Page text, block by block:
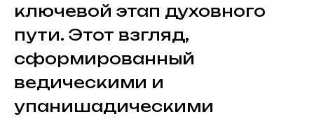
ключевой этап духовного
пути. Этот взгляд,
сформированный
ведическими и
упанишадическими